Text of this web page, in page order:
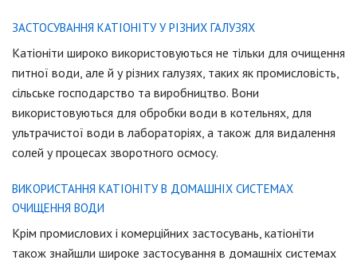
ЗАСТОСУВАННЯ КАТІОНІТУ У РІЗНИХ ГАЛУЗЯХ
Катіоніти широко використовуються не тільки для очищення
питної води, але й у різних галузях, таких як промисловість,
сільське господарство та виробництво. Вони
використовуються для обробки води в котельнях, для
ультрачистої води в лабораторіях, а також для видалення
солей у процесах зворотного осмосу.
ВИКОРИСТАННЯ КАТІОНІТУ В ДОМАШНІХ СИСТЕМАХ
ОЧИЩЕННЯ ВОДИ
Крім промислових і комерційних застосувань, катіоніти
також знайшли широке застосування в домашніх системах